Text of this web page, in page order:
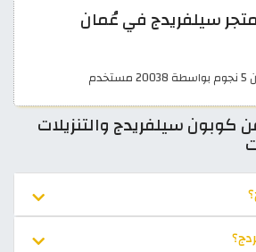
سيلفريدج في عُمان
كوبون سيلفريدج والتنزيلات